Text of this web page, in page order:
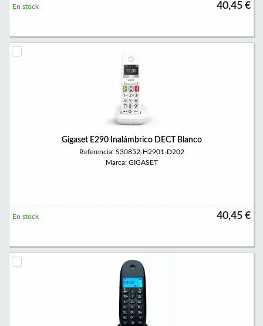
40,45 €
En stock
Gigaset E290 Inalámbrico DECT Blanco
Referencia: S30852-H2901-D202
Marca: GIGASET
40,45 €
En stock